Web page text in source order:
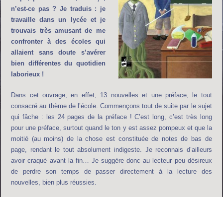
n’est-ce pas ? Je traduis : je
travaille dans un lycée et je
trouvais très amusant de me
confronter à des écoles qui
allaient sans doute s’avérer
bien différentes du quotidien
laborieux !
Dans cet ouvrage, en effet, 13 nouvelles et une préface, le tout
consacré au thème de l’école. Commençons tout de suite par le sujet
qui fâche : les 24 pages de la préface ! C’est long, c’est très long
pour une préface, surtout quand le ton y est assez pompeux et que la
moitié (au moins) de la chose est constituée de notes de bas de
page, rendant le tout absolument indigeste. Je reconnais d’ailleurs
avoir craqué avant la fin… Je suggère donc au lecteur peu désireux
de perdre son temps de passer directement à la lecture des
nouvelles, bien plus réussies.